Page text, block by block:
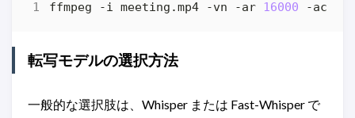
ffmpeg -i meeting.mp4 -vn -ar 16000 -ac
転写モデルの選択方法
一般的な選択肢は、Whisper または Fast-Whisper で